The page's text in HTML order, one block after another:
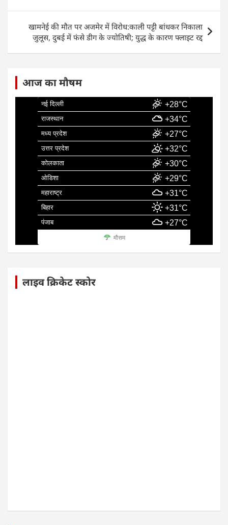
o
o
k
p
p
n
खामनेई की मौत पर अजमेर में विरोध:काली पट्टी बांधकर निकाला
जुलूस, दुबई में फंसे डीग के ज्योतिषी; युद्ध के कारण फ्लाइट रद्द
आज का मौषम
नई दिल्ली +28°C
राजस्थान +34°C
मध्य प्रदेश +27°C
उत्तर प्रदेश +32°C
कोलकाता +30°C
ओडिशा +29°C
महाराष्ट्र +31°C
बिहार +31°C
पंजाब +27°C
मौसम
लाइव क्रिकेट स्कोर